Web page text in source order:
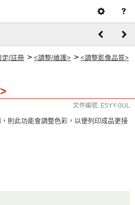
定/註冊 > <調整/維護> > <調整影像品質>
文件編號: E5YY-0UL
則此功能會調整色彩，以便列印成品更接